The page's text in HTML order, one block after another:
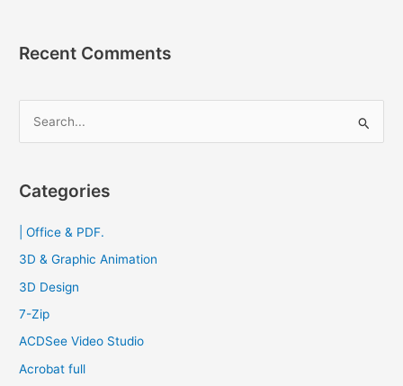
สำหรับ
ต่อ
วิดีโอ
2023
Recent Comments
r
f
o
Categories
| Office & PDF.
3D & Graphic Animation
3D Design
7-Zip
ACDSee Video Studio
Acrobat full